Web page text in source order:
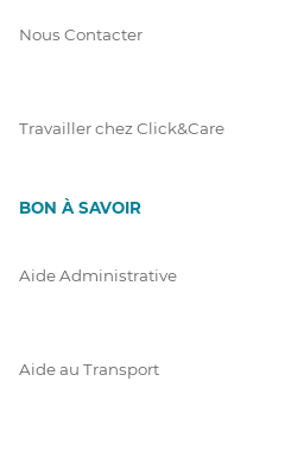
Nous Contacter
Travailler chez Click&Care
BON À SAVOIR
Aide Administrative
Aide au Transport